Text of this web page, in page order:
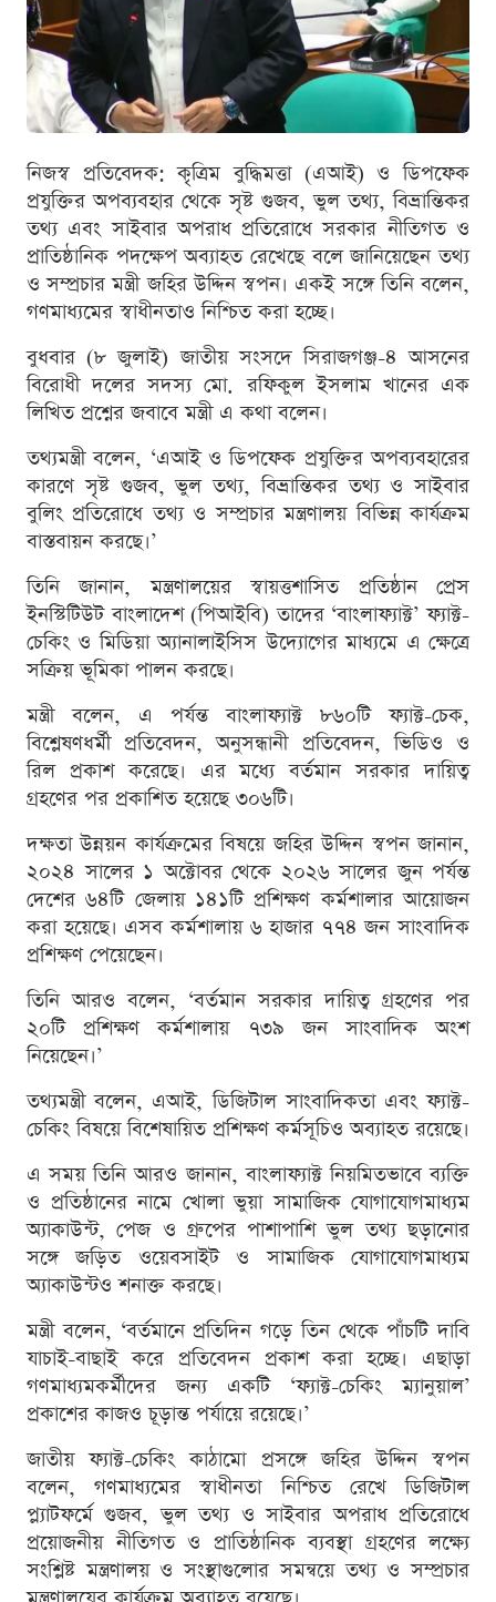
নিজস্ব প্রতিবেদক: কৃত্রিম বুদ্ধিমত্তা (এআই) ও ডিপফেক
প্রযুক্তির অপব্যবহার থেকে সৃষ্ট গুজব, ভুল তথ্য, বিভ্রান্তিকর
তথ্য এবং সাইবার অপরাধ প্রতিরোধে সরকার নীতিগত ও
প্রাতিষ্ঠানিক পদক্ষেপ অব্যাহত রেখেছে বলে জানিয়েছেন তথ্য
ও সম্প্রচার মন্ত্রী জহির উদ্দিন স্বপন। একই সঙ্গে তিনি বলেন,
গণমাধ্যমের স্বাধীনতাও নিশ্চিত করা হচ্ছে।
বুধবার (৮ জুলাই) জাতীয় সংসদে সিরাজগঞ্জ-৪ আসনের
বিরোধী দলের সদস্য মো. রফিকুল ইসলাম খানের এক
লিখিত প্রশ্নের জবাবে মন্ত্রী এ কথা বলেন।
তথ্যমন্ত্রী বলেন, ‘এআই ও ডিপফেক প্রযুক্তির অপব্যবহারের
কারণে সৃষ্ট গুজব, ভুল তথ্য, বিভ্রান্তিকর তথ্য ও সাইবার
বুলিং প্রতিরোধে তথ্য ও সম্প্রচার মন্ত্রণালয় বিভিন্ন কার্যক্রম
বাস্তবায়ন করছে।’
তিনি জানান, মন্ত্রণালয়ের স্বায়ত্তশাসিত প্রতিষ্ঠান প্রেস
ইনস্টিটিউট বাংলাদেশ (পিআইবি) তাদের ‘বাংলাফ্যাক্ট’ ফ্যাক্ট-
চেকিং ও মিডিয়া অ্যানালাইসিস উদ্যোগের মাধ্যমে এ ক্ষেত্রে
সক্রিয় ভূমিকা পালন করছে।
মন্ত্রী বলেন, এ পর্যন্ত বাংলাফ্যাক্ট ৮৬০টি ফ্যাক্ট-চেক,
বিশ্লেষণধর্মী প্রতিবেদন, অনুসন্ধানী প্রতিবেদন, ভিডিও ও
রিল প্রকাশ করেছে। এর মধ্যে বর্তমান সরকার দায়িত্ব
গ্রহণের পর প্রকাশিত হয়েছে ৩০৬টি।
দক্ষতা উন্নয়ন কার্যক্রমের বিষয়ে জহির উদ্দিন স্বপন জানান,
২০২৪ সালের ১ অক্টোবর থেকে ২০২৬ সালের জুন পর্যন্ত
দেশের ৬৪টি জেলায় ১৪১টি প্রশিক্ষণ কর্মশালার আয়োজন
করা হয়েছে। এসব কর্মশালায় ৬ হাজার ৭৭৪ জন সাংবাদিক
প্রশিক্ষণ পেয়েছেন।
তিনি আরও বলেন, ‘বর্তমান সরকার দায়িত্ব গ্রহণের পর
২০টি প্রশিক্ষণ কর্মশালায় ৭৩৯ জন সাংবাদিক অংশ
নিয়েছেন।’
তথ্যমন্ত্রী বলেন, এআই, ডিজিটাল সাংবাদিকতা এবং ফ্যাক্ট-
চেকিং বিষয়ে বিশেষায়িত প্রশিক্ষণ কর্মসূচিও অব্যাহত রয়েছে।
এ সময় তিনি আরও জানান, বাংলাফ্যাক্ট নিয়মিতভাবে ব্যক্তি
ও প্রতিষ্ঠানের নামে খোলা ভুয়া সামাজিক যোগাযোগমাধ্যম
অ্যাকাউন্ট, পেজ ও গ্রুপের পাশাপাশি ভুল তথ্য ছড়ানোর
সঙ্গে জড়িত ওয়েবসাইট ও সামাজিক যোগাযোগমাধ্যম
অ্যাকাউন্টও শনাক্ত করছে।
মন্ত্রী বলেন, ‘বর্তমানে প্রতিদিন গড়ে তিন থেকে পাঁচটি দাবি
যাচাই-বাছাই করে প্রতিবেদন প্রকাশ করা হচ্ছে। এছাড়া
গণমাধ্যমকর্মীদের জন্য একটি ‘ফ্যাক্ট-চেকিং ম্যানুয়াল’
প্রকাশের কাজও চূড়ান্ত পর্যায়ে রয়েছে।’
জাতীয় ফ্যাক্ট-চেকিং কাঠামো প্রসঙ্গে জহির উদ্দিন স্বপন
বলেন, গণমাধ্যমের স্বাধীনতা নিশ্চিত রেখে ডিজিটাল
প্ল্যাটফর্মে গুজব, ভুল তথ্য ও সাইবার অপরাধ প্রতিরোধে
প্রয়োজনীয় নীতিগত ও প্রাতিষ্ঠানিক ব্যবস্থা গ্রহণের লক্ষ্যে
সংশ্লিষ্ট মন্ত্রণালয় ও সংস্থাগুলোর সমন্বয়ে তথ্য ও সম্প্রচার